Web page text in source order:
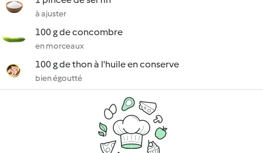
à ajuster
100 g de concombre
en morceaux
100 g de thon à l'huile en conserve
bien égoutté